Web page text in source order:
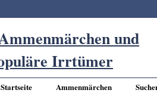
Startseite Ammenmärchen